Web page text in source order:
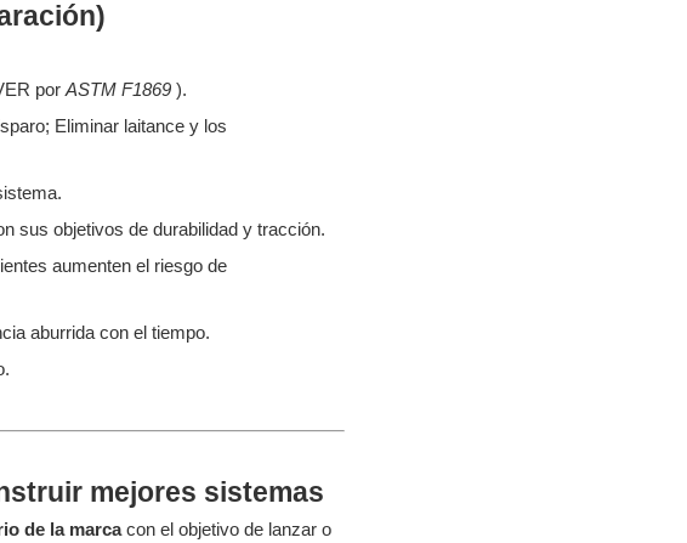
por ASTM F1869 ).
Eliminar laitance y los
sus objetivos de durabilidad y tracción.
aumenten el riesgo de
aburrida con el tiempo.
mejores sistemas
de la marcacon el objetivo de lanzar o